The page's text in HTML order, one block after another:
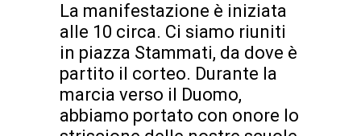
La manifestazione è iniziata
alle 10 circa. Ci siamo riuniti
in piazza Stammati, da dove è
partito il corteo. Durante la
marcia verso il Duomo,
abbiamo portato con onore lo